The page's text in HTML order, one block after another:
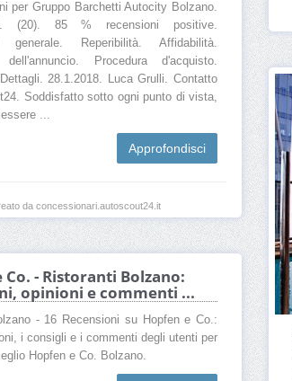
per Gruppo Barchetti Autocity Bolzano.
(20). 85 % recensioni positive.
generale. Reperibilità. Affidabilità.
dell'annuncio. Procedura d'acquisto.
28.1.2018. Luca Grulli. Contatto
Soddisfatto sotto ogni punto di vista,
...
Approfondisci
da concessionari.autoscout24.it
Co. - Ristoranti Bolzano:
opinioni e commenti ...
- 16 Recensioni su Hopfen e Co.:
i consigli e i commenti degli utenti per
Hopfen e Co. Bolzano.